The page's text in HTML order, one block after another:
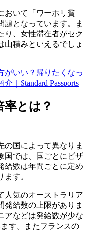
おいて「ワーホリ貧
題となっています。ま
り、女性滞在者がセク
山積みといえるでしょ
がいい？帰りたくなっ
｜Standard Passports
とは？
の国によって異なりま
国では、国ごとにビザ
給数は年間ごとに定め
す。
人気のオーストラリア
発給数の上限がありま
アなどは発給数が少な
す。またフランスの